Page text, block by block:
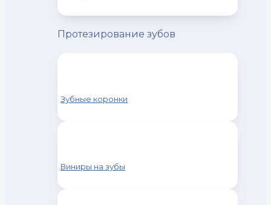
Протезирование зубов
Зубные коронки
Виниры на зубы